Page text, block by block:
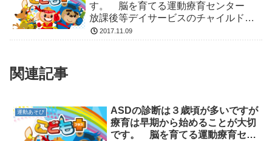
す。 脳を育てる運動療育センター
放課後等デイサービスのチャイルド・
ブレイン
2017.11.09
関連記事
運動あそび
ASDの診断は３歳頃が多いですが
療育は早期から始めることが大切
です。 脳を育てる運動療育セン